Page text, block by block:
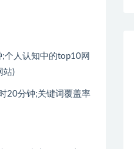
个人认知中的top10网
站)
20分钟;关键词覆盖率